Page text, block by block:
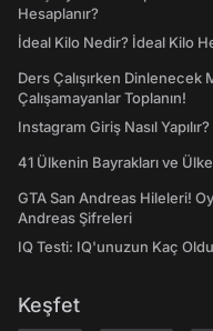
Hesaplanır?
İdeal Kilo Nedir? İdeal Kilo
Ders Çalışırken
Çalışamayanlar Toplanın!
Instagram Giriş Nasıl
41 Ülkenin Bayrakları ve
GTA San Andreas Hileleri!
Andreas Şifreleri
IQ Testi: IQ'unuzun Kaç
Keşfet